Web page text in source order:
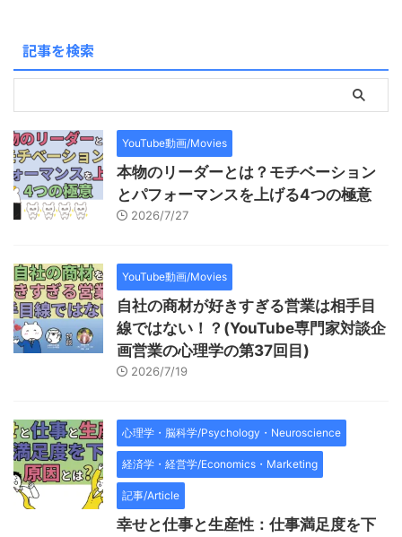
記事を検索
YouTube動画/Movies
本物のリーダーとは？モチベーション
とパフォーマンスを上げる4つの極意
2026/7/27
YouTube動画/Movies
自社の商材が好きすぎる営業は相手目
線ではない！？(YouTube専門家対談企
画営業の心理学の第37回目)
2026/7/19
心理学・脳科学/Psychology・Neuroscience
経済学・経営学/Economics・Marketing
記事/Article
幸せと仕事と生産性：仕事満足度を下